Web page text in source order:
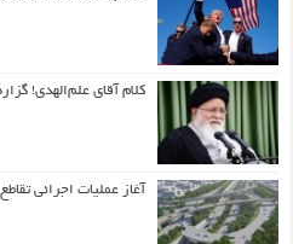
کلام آقای علم‌الهدی!
آغاز عملیات اجرائی